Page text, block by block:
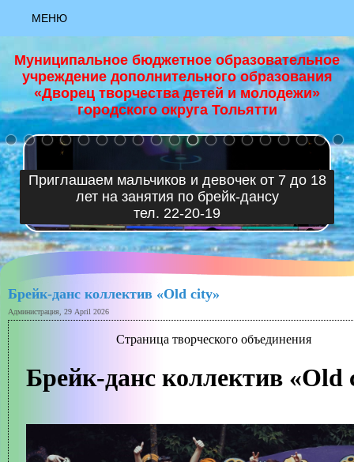
МЕНЮ
АКТУАЛЬНО
НОВОСТИ
НАЦИОНАЛЬНЫЙ ПРОЕКТ "ОБРАЗОВАНИЕ"
+
ЗАЯВКА «РИСУЮ КАК ХУДОЖНИК»
ЗАЯВКА «ЮНЫЙ ХУДОЖНИК»
ЗАЯВКА «ЯРКИЕ КРАСКИ ЛЕТА»
МАСТЕР-КЛАСС "ОСНОВЫ ХОРЕОГРАФИИ""
МАСТЕР-КЛАСС "ПАПЕРТОЛЬ""
МАСТЕР-КЛАСС "ПЕРВЫЕ ВЕСЕННИЕ ЦВЕТЫ, ГУАШЬ""
МАСТЕР-КЛАСС "ПРОФИЛЬНАЯ СМЕНА «РИСУЮ КАК
ХУДОЖНИК»""
МАСТЕР-КЛАСС "РУССКАЯ НАРОДНАЯ КУКЛА
Муниципальное бюджетное образовательное
учреждение дополнительного образования
«Дворец творчества детей и молодежи»
городского округа Тольятти
Приглашаем мальчиков и девочек от 7 до 18
лет на занятия по брейк-дансу
тел. 22-20-19
Брейк-данс коллектив «Old city»
Администрация, 29 April 2026